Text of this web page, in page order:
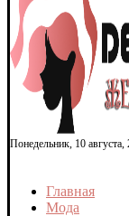
Понедельник, 10 августа,
Главная
Мода